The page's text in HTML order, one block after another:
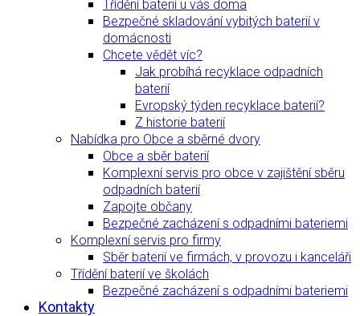
Třídění baterií u vás doma
Bezpečné skladování vybitých baterií v
domácnosti
Chcete vědět víc?
Jak probíhá recyklace odpadních
baterií
Evropský týden recyklace baterií?
Z historie baterií
Nabídka pro Obce a sběrné dvory
Obce a sběr baterií
Komplexní servis pro obce v zajištění sběru
odpadních baterií
Zapojte občany
Bezpečné zacházení s odpadními bateriemi
Komplexní servis pro firmy
Sběr baterií ve firmách, v provozu i kanceláři
Třídění baterií ve školách
Bezpečné zacházení s odpadními bateriemi
Kontakty